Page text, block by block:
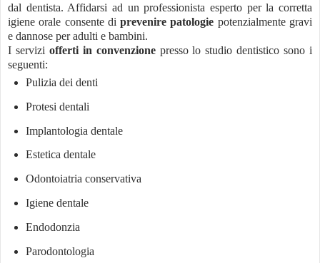
dal dentista. Affidarsi ad un professionista esperto per la corretta
igiene orale consente diprevenire patologie potenzialmente gravi
e dannose per adulti e bambini.
I servizi offerti in convenzionepresso lo studio dentistico sono i
seguenti:
Pulizia dei denti
Protesi dentali
Implantologia dentale
Estetica dentale
Odontoiatria conservativa
Igiene dentale
Endodonzia
Parodontologia